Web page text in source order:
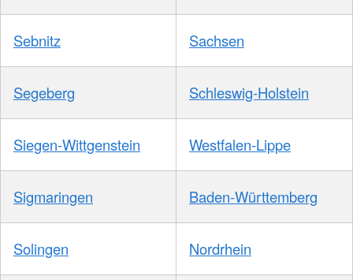
Sebnitz Sachsen
Segeberg Schleswig-Holstein
Siegen-Wittgenstein Westfalen-Lippe
Sigmaringen Baden-Württemberg
Solingen Nordrhein